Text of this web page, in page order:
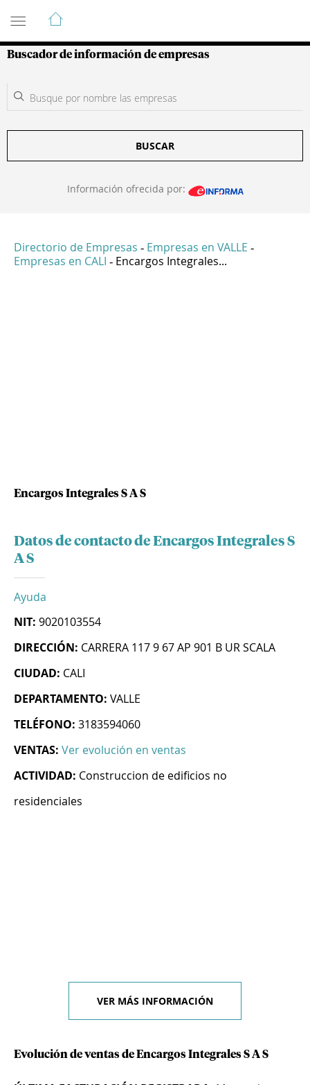
Guía de Empresas Colombianas
Buscador de información de empresas
BUSCAR
Información ofrecida por:
Directorio de Empresas - Empresas en VALLE -
Empresas en CALI - Encargos Integrales...
Encargos Integrales S A S
Datos de contacto de Encargos Integrales S
A S
Ayuda
NIT: 9020103554
DIRECCIÓN: CARRERA 117 9 67 AP 901 B UR SCALA
CIUDAD: CALI
DEPARTAMENTO: VALLE
TELÉFONO: 3183594060
VENTAS: Ver evolución en ventas
ACTIVIDAD: Construccion de edificios no
residenciales
VER MÁS INFORMACIÓN
Evolución de ventas de Encargos Integrales S A S